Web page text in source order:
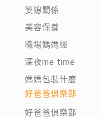
婆媳關係
美容保養
職場媽媽經
深夜me time
媽媽包裝什麼
好爸爸俱樂部
好爸爸俱樂部